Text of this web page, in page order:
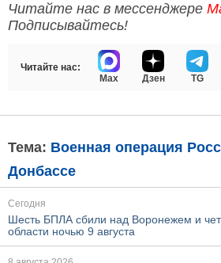
Читайте нас в мессенджере
Подписывайтесь!
Читайте нас:
Max
Дзен TG
Тема: Военная операция
Донбассе
Сегодня
Шесть БПЛА сбили над Воронежем и
области ночью 9 августа